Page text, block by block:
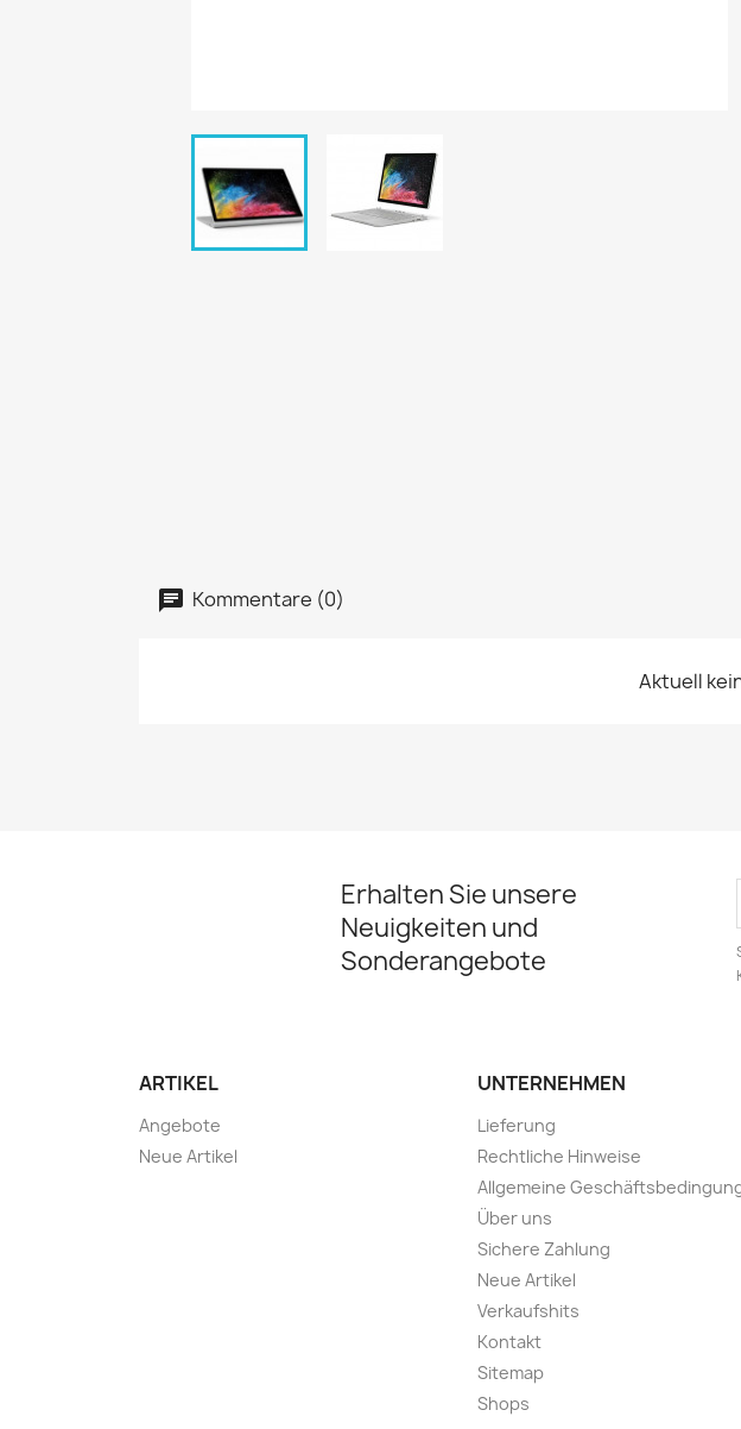
Kommentare (0)
Aktuell
Erhalten Sie unsere
Neuigkeiten und
Sonderangebote
ARTIKEL
Angebote
Neue Artikel
UNTERNEHMEN
Lieferung
Rechtliche Hinweise
Allgemeine
Über uns
Sichere Zahlung
Neue Artikel
Verkaufshits
Kontakt
Sitemap
Shops